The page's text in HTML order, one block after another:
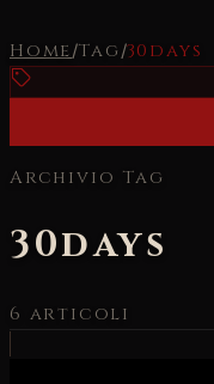
Home/Tag /30days
Archivio Tag
30days
6 articoli